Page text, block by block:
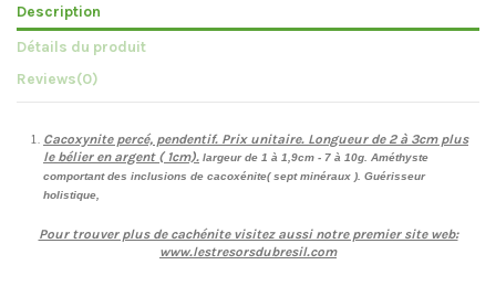
Description
Détails du produit
Reviews(0)
Cacoxynite percé, pendentif. Prix unitaire. Longueur de 2 à 3cm plus
le bélier en argent ( 1cm). largeur de 1 à 1,9cm - 7 à 10g. Améthyste
comportant des inclusions de cacoxénite( sept minéraux ). Guérisseur
holistique,
Pour trouver plus de cachénite visitez aussi notre premier site web:
www.lestresorsdubresil.com